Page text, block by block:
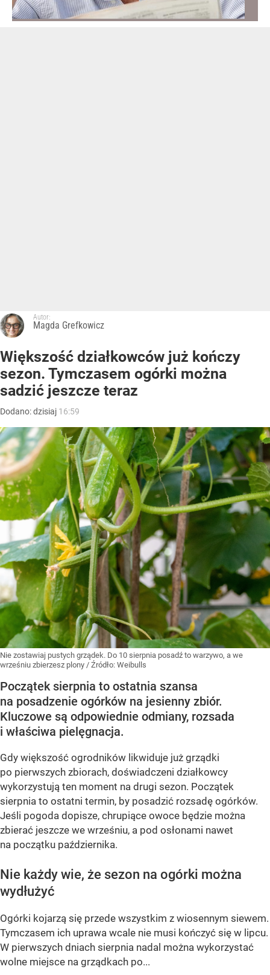
Autor:
Magda Grefkowicz
Większość działkowców już kończy
sezon. Tymczasem ogórki można
sadzić jeszcze teraz
Dodano:dzisiaj 16:59
Nie zostawiaj pustych grządek. Do 10 sierpnia posadź to warzywo, a we
wrześniu zbierzesz plony / Źródło: Weibulls
Początek sierpnia to ostatnia szansa
na posadzenie ogórków na jesienny zbiór.
Kluczowe są odpowiednie odmiany, rozsada
i właściwa pielęgnacja.
Gdy większość ogrodników likwiduje już grządki
po pierwszych zbiorach, doświadczeni działkowcy
wykorzystują ten moment na drugi sezon. Początek
sierpnia to ostatni termin, by posadzić rozsadę ogórków.
Jeśli pogoda dopisze, chrupiące owoce będzie można
zbierać jeszcze we wrześniu, a pod osłonami nawet
na początku października.
Nie każdy wie, że sezon na ogórki można
wydłużyć
Ogórki kojarzą się przede wszystkim z wiosennym siewem.
Tymczasem ich uprawa wcale nie musi kończyć się w lipcu.
W pierwszych dniach sierpnia nadal można wykorzystać
wolne miejsce na grządkach po...